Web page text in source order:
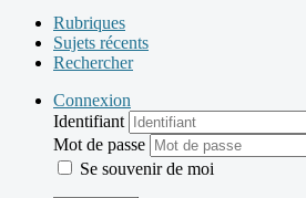
Rubriques
Sujets récents
Rechercher
Connexion
Identifiant
Mot de passe
Se souvenir de moi